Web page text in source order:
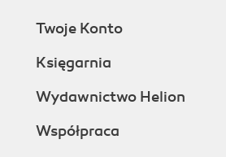
Twoje Konto
Księgarnia
Wydawnictwo Helion
Współpraca